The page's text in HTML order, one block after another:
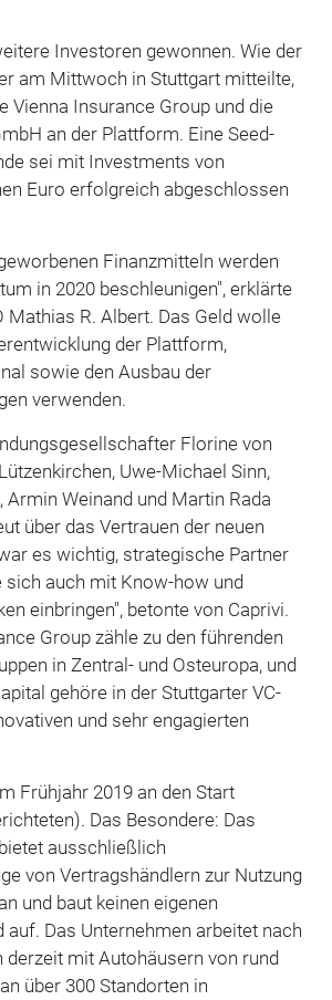
Investoren gewonnen. Wie der
am Mittwoch in Stuttgart mitteilte,
Vienna Insurance Group und die
an der Plattform. Eine Seed-
sei mit Investments von
Euro erfolgreich abgeschlossen
Finanzmitteln werden
in 2020 beschleunigen", erklärte
Mathias R. Albert. Das Geld wolle
der Plattform,
sowie den Ausbau der
verwenden.
Florine von
Uwe-Michael Sinn,
Armin Weinand und Martin Rada
über das Vertrauen der neuen
es wichtig, strategische Partner
sich auch mit Know-how und
einbringen", betonte von Caprivi.
Group zähle zu den führenden
in Zentral- und Osteuropa, und
gehöre in der Stuttgarter VC-
und sehr engagierten
Frühjahr 2019 an den Start
Das Besondere: Das
ausschließlich
von Vertragshändlern zur Nutzung
und baut keinen eigenen
auf. Das Unternehmen arbeitet nach
derzeit mit Autohäusern von rund
über 300 Standorten in